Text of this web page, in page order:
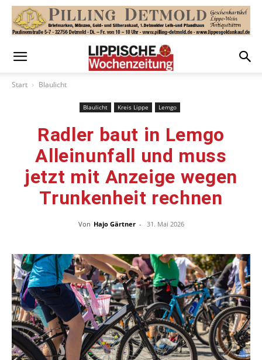
Start Blaulicht
Blaulicht Kreis Lippe Lemgo
Radler baut in Lemgo
Alleinunfall und muss
jetzt mit Anzeige wegen
Trunkenheit rechnen
Von Hajo Gärtner - 31. Mai 2026